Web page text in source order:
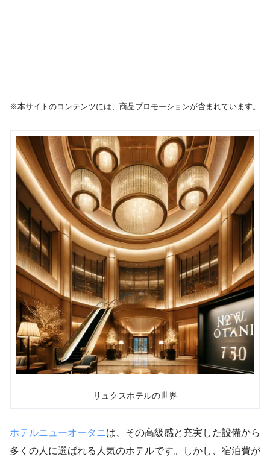
※本サイトのコンテンツには、商品プロモーションが含まれています。
リュクスホテルの世界
ホテルニューオータニは、その高級感と充実した設備から
多くの人に選ばれる人気のホテルです。しかし、宿泊費が